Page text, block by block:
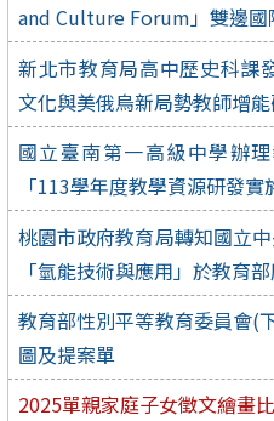
and Culture Forum」雙邊國
新北市教育局高中歷史科課
文化與美俄烏新局勢教師增
國立臺南第一高級中學辦
「113學年度教學資源研發
桃園市政府教育局轉知國立
「氫能技術與應用」於教育
教育部性別平等教育委員會(
圖及提案單
2025單親家庭子女徵文繪畫